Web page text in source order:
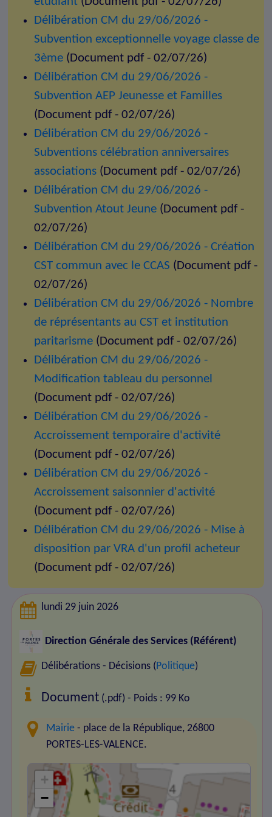
Délibération CM du 29/06/2026 -
Subvention exceptionnelle voyage classe de
3ème(Document pdf - 02/07/26)
Délibération CM du 29/06/2026 -
Subvention AEP Jeunesse et Familles
(Document pdf - 02/07/26)
Délibération CM du 29/06/2026 -
Subventions célébration anniversaires
associations(Document pdf - 02/07/26)
Délibération CM du 29/06/2026 -
Subvention Atout Jeune(Document pdf -
02/07/26)
Délibération CM du 29/06/2026 - Création
CST commun avec le CCAS (Document pdf -
02/07/26)
Délibération CM du 29/06/2026 - Nombre
de réprésentants au CST et institution
paritarisme(Document pdf - 02/07/26)
Délibération CM du 29/06/2026 -
Modification tableau du personnel
(Document pdf - 02/07/26)
Délibération CM du 29/06/2026 -
Accroissement temporaire d'activité
(Document pdf - 02/07/26)
Délibération CM du 29/06/2026 -
Accroissement saisonnier d'activité
(Document pdf - 02/07/26)
Délibération CM du 29/06/2026 - Mise à
disposition par VRA d'un profil acheteur
(Document pdf - 02/07/26)
lundi 29 juin 2026
Direction Générale des Services (Référent)
Délibérations - Décisions ( Politique)
Document (.pdf) - Poids : 99 Ko
Mairie - place de la République, 26800
PORTES-LES-VALENCE.
+
−